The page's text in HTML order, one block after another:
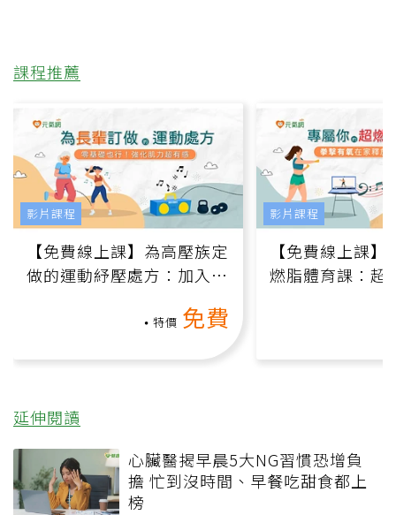
課程推薦
【免費線上課】為高壓族定
做的運動紓壓處方：加入行
特價 免費
影片課程
【免費線上課
燃脂體育課：超
影片課程
延伸閱讀
心臟醫揭早晨5大NG習慣恐增負
擔 忙到沒時間、早餐吃甜食都上
榜